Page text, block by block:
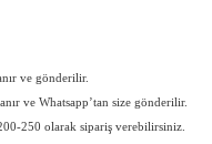
ve gönderilir.
ve Whatsapp’tan size gönderilir.
250 olarak sipariş verebilirsiniz.